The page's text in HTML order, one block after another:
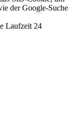
der Google-Suche
Laufzeit 24